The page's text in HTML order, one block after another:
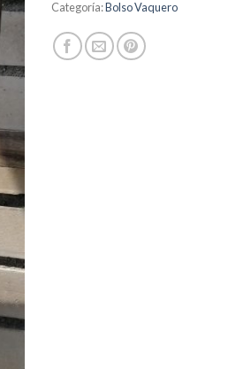
Categoría:Bolso Vaquero